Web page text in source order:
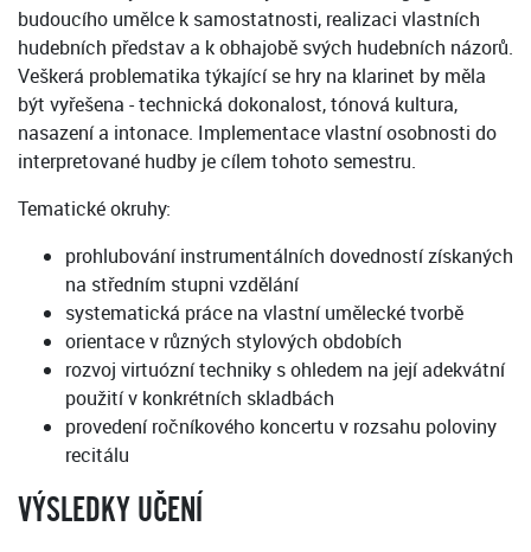
budoucího umělce k samostatnosti, realizaci vlastních
hudebních představ a k obhajobě svých hudebních názorů.
Veškerá problematika týkající se hry na klarinet by měla
být vyřešena - technická dokonalost, tónová kultura,
nasazení a intonace. Implementace vlastní osobnosti do
interpretované hudby je cílem tohoto semestru.
Tematické okruhy:
prohlubování instrumentálních dovedností získaných
na středním stupni vzdělání
systematická práce na vlastní umělecké tvorbě
orientace v různých stylových obdobích
rozvoj virtuózní techniky s ohledem na její adekvátní
použití v konkrétních skladbách
provedení ročníkového koncertu v rozsahu poloviny
recitálu
VÝSLEDKY UČENÍ